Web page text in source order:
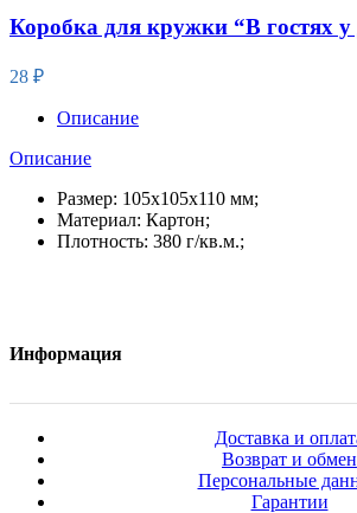
Коробка для кружки “В гостях
28 ₽
Описание
Описание
Размер: 105х105х110 мм;
Материал: Картон;
Плотность: 380 г/кв.м.;
Информация
Доставка и
Возврат и обмен
Персональные
Гарантии